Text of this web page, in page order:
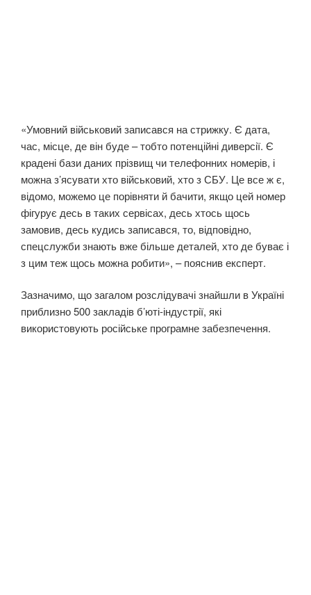
«Умовний військовий записався на стрижку. Є дата,
час, місце, де він буде – тобто потенційні диверсії. Є
крадені бази даних прізвищ чи телефонних номерів, і
можна з’ясувати хто військовий, хто з СБУ. Це все ж є,
відомо, можемо це порівняти й бачити, якщо цей номер
фігурує десь в таких сервісах, десь хтось щось
замовив, десь кудись записався, то, відповідно,
спецслужби знають вже більше деталей, хто де буває і
з цим теж щось можна робити», – пояснив експерт.
Зазначимо, що загалом розслідувачі знайшли в Україні
приблизно 500 закладів б’юті-індустрії, які
використовують російське програмне забезпечення.